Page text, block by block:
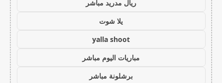
ريال مدريد مباشر
يلا شوت
yalla shoot
مباريات اليوم مباشر
برشلونة مباشر